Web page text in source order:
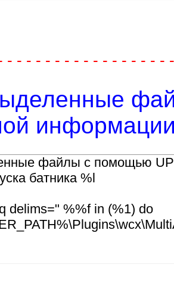
- - - - - - - - - - - - - - - -
файлы с помощью
батника %l
delims=" %%f in (%1) do